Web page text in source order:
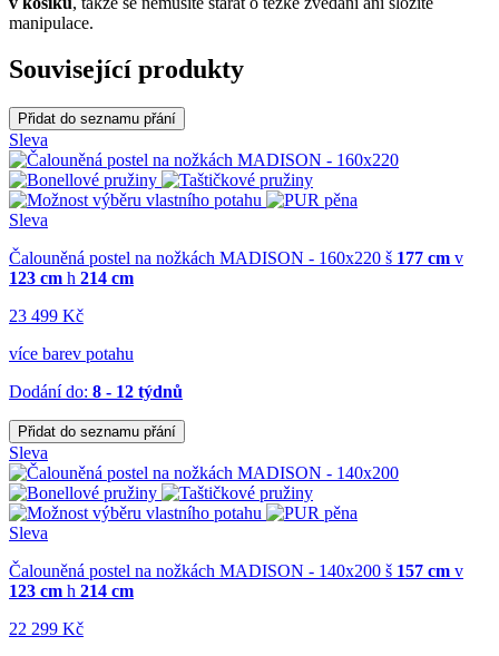
manipulace.
Související produkty
Přidat do seznamu přání
Sleva
Sleva
Čalouněná postel na nožkách MADISON - 160x220 š 177 cm v
123 cm h 214 cm
23 499 Kč
více barev potahu
Dodání do: 8 - 12 týdnů
Přidat do seznamu přání
Sleva
Sleva
Čalouněná postel na nožkách MADISON - 140x200 š 157 cm v
123 cm h 214 cm
22 299 Kč